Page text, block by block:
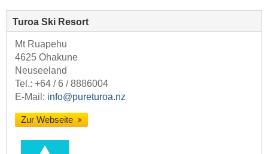
Turoa Ski Resort
Mt Ruapehu
4625 Ohakune
Neuseeland
Tel.: +64 / 6 / 8886004​
E-Mail: info@pureturoa.nz
Zur Webseite